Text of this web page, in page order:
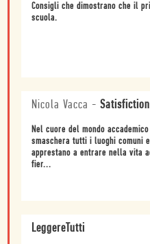
Consigli che dimostrano che il
scuola.
Nicola Vacca - Satisfiction
Nel cuore del mondo
smaschera tutti i luoghi comuni
apprestano a entrare nella vita
fier...
LeggereTutti